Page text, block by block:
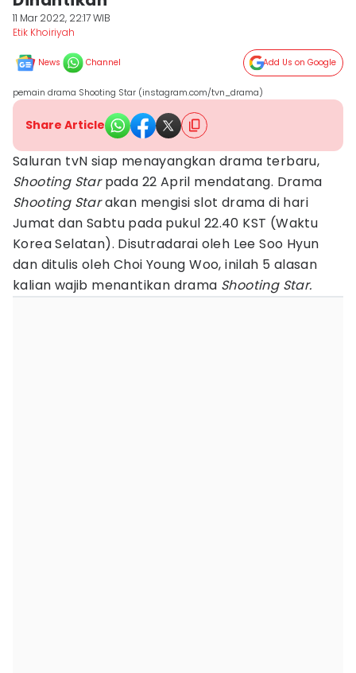
11 Mar 2022, 22:17 WIB
Etik Khoiriyah
News Channel Add Us on Google
pemain drama Shooting Star (instagram.com/tvn_drama)
Share Article
Saluran tvN siap menayangkan drama terbaru,
Shooting Starpada 22 April mendatang. Drama
Shooting Starakan mengisi slot drama di hari
Jumat dan Sabtu pada pukul 22.40 KST (Waktu
Korea Selatan). Disutradarai oleh Lee Soo Hyun
dan ditulis oleh Choi Young Woo, inilah 5 alasan
kalian wajib menantikan drama Shooting Star.